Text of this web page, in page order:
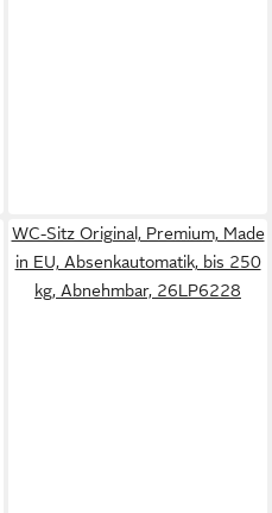
WC-Sitz Original, Premium, Made
in EU, Absenkautomatik, bis 250
kg, Abnehmbar, 26LP6228